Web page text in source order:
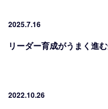
2025.7.16
リーダー育成がうまく進
2022.10.26